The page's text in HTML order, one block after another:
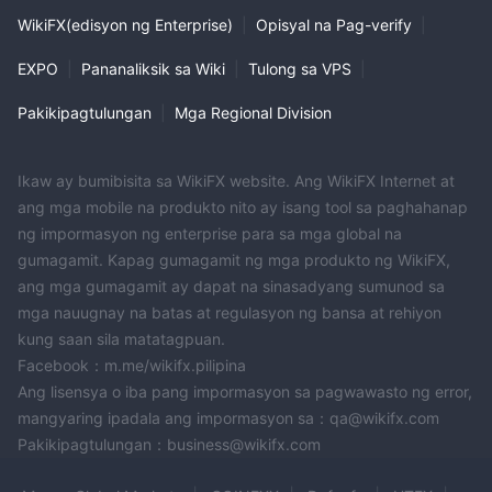
WikiFX(edisyon ng Enterprise) Opisyal na Pag-verify
EXPO Pananaliksik sa Wiki Tulong sa VPS
Pakikipagtulungan Mga Regional Division
Ikaw ay bumibisita sa WikiFX website. Ang WikiFX Internet at
ang mga mobile na produkto nito ay isang tool sa paghahanap
ng impormasyon ng enterprise para sa mga global na
gumagamit. Kapag gumagamit ng mga produkto ng WikiFX,
ang mga gumagamit ay dapat na sinasadyang sumunod sa
mga nauugnay na batas at regulasyon ng bansa at rehiyon
kung saan sila matatagpuan.
Facebook：m.me/wikifx.pilipina
Ang lisensya o iba pang impormasyon sa pagwawasto ng error,
mangyaring ipadala ang impormasyon sa：qa@wikifx.com
Pakikipagtulungan：business@wikifx.com